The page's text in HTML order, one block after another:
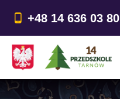
treści
+48 14 636 03 80